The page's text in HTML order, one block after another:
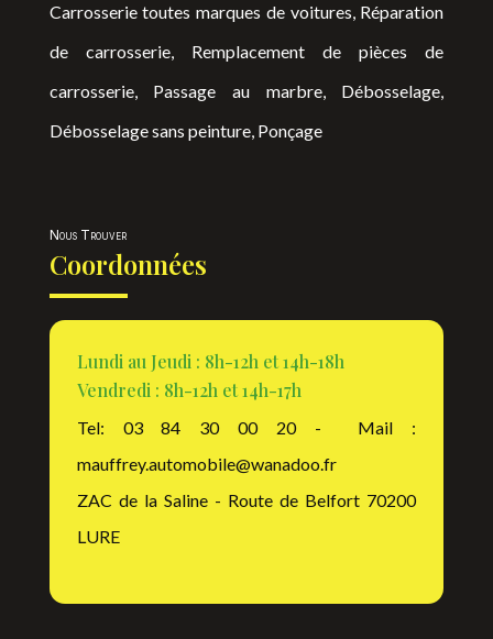
Carrosserie toutes marques de voitures, Réparation
de carrosserie, Remplacement de pièces de
carrosserie, Passage au marbre, Débosselage,
Débosselage sans peinture, Ponçage
Nous Trouver
Coordonnées
Lundi au Jeudi : 8h-12h et 14h-18h
Vendredi : 8h-12h et 14h-17h
Tel: 03 84 30 00 20 - Mail :
mauffrey.automobile@wanadoo.fr
ZAC de la Saline - Route de Belfort 70200
LURE